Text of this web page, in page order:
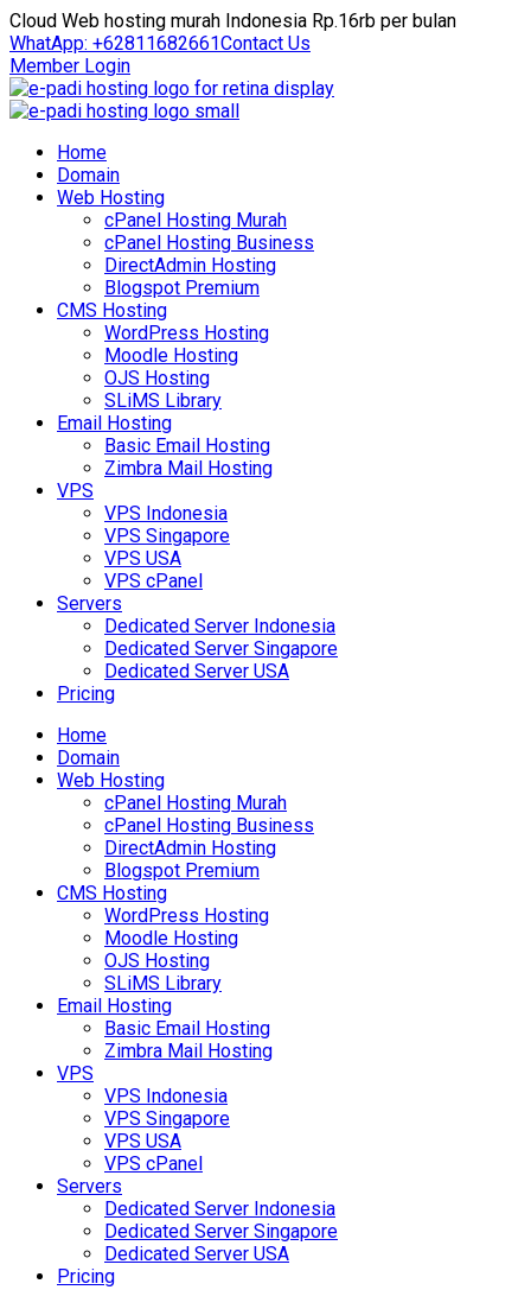
Cloud Web hosting murah Indonesia Rp.16rb per bulan
WhatApp: +62811682661Contact Us
Member Login
Home
Domain
Web Hosting
cPanel Hosting Murah
cPanel Hosting Business
DirectAdmin Hosting
Blogspot Premium
CMS Hosting
WordPress Hosting
Moodle Hosting
OJS Hosting
SLiMS Library
Email Hosting
Basic Email Hosting
Zimbra Mail Hosting
VPS
VPS Indonesia
VPS Singapore
VPS USA
VPS cPanel
Servers
Dedicated Server Indonesia
Dedicated Server Singapore
Dedicated Server USA
Pricing
Home
Domain
Web Hosting
cPanel Hosting Murah
cPanel Hosting Business
DirectAdmin Hosting
Blogspot Premium
CMS Hosting
WordPress Hosting
Moodle Hosting
OJS Hosting
SLiMS Library
Email Hosting
Basic Email Hosting
Zimbra Mail Hosting
VPS
VPS Indonesia
VPS Singapore
VPS USA
VPS cPanel
Servers
Dedicated Server Indonesia
Dedicated Server Singapore
Dedicated Server USA
Pricing